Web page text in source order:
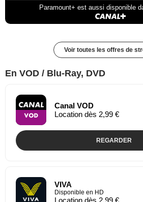
Paramount+ est aussi disponible
Voir toutes les offres de
En VOD / Blu-Ray, DVD
Canal VOD
Location dès 2,99 €
REGARDER
VIVA
Disponible en HD
Location dès 2,99 €